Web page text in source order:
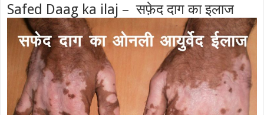
Safed Daag ka ilaj – सफ़ेद दाग का इलाज